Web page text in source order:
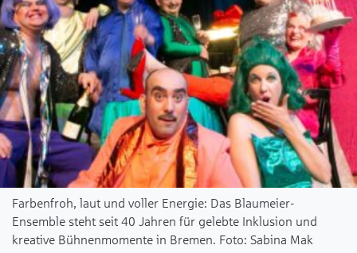
Farbenfroh, laut und voller Energie: Das Blaumeier-
Ensemble steht seit 40 Jahren für gelebte Inklusion und
kreative Bühnenmomente in Bremen.
Sabina Mak